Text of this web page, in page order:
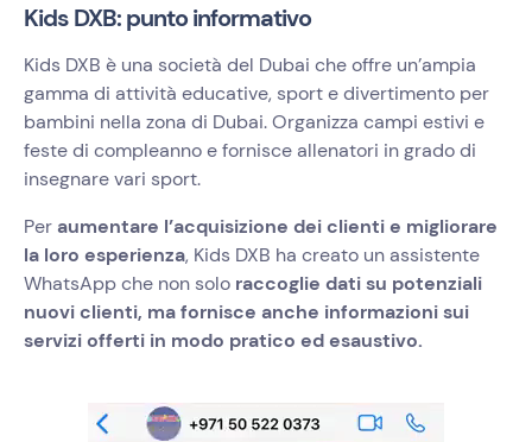
Kids DXB: punto informativo
Kids DXB è una società del Dubai che offre un’ampia
gamma di attività educative, sport e divertimento per
bambini nella zona di Dubai. Organizza campi estivi e
feste di compleanno e fornisce allenatori in grado di
insegnare vari sport.
Peraumentare l’acquisizione dei clienti e migliorare
la loro esperienza, ‍ Kids DXB ha creato un assistente
WhatsApp che non solo raccoglie dati su potenziali
nuovi clienti, ma fornisce anche informazioni sui
servizi offerti in modo pratico ed esaustivo.